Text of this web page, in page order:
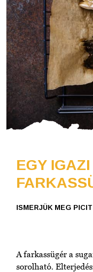
EGY
ISMERJÜK MEG
A farkassügér a
sorolható.